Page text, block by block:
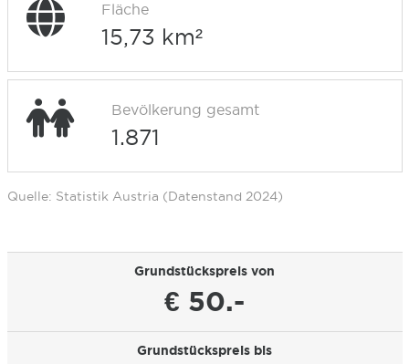
Fläche
15,73 km²
Bevölkerung gesamt
1.871
Quelle: Statistik Austria (Datenstand 2024)
Grundstückspreis von
€ 50.-
Grundstückspreis bis